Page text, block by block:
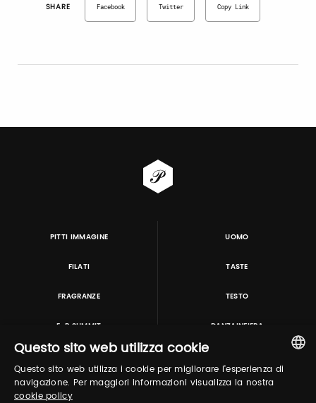
SHARE Facebook Twitter Copy Link
PITTI IMMAGINE UOMO
FILATI TASTE
FRAGRANZE TESTO
E-P SUMMIT DANZAINFIERA
TUTORING & CONSULTING
ITALIAN
Questo sito web utilizza cookie
Questo sito web utilizza i cookie per migliorare l'esperienza di
navigazione. Per maggiori informazioni visualizza la nostra
cookie policy